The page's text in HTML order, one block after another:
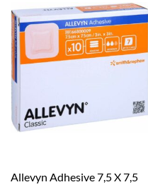
Allevyn Adhesive 7,5 X 7,5